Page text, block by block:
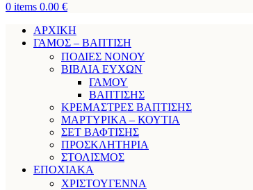
0 items 0.00 €
ΑΡΧΙΚΗ
ΓΑΜΟΣ – ΒΑΠΤΙΣΗ
ΠΟΔΙΕΣ ΝΟΝΟΥ
ΒΙΒΛΙΑ ΕΥΧΩΝ
ΓΑΜΟΥ
ΒΑΠΤΙΣΗΣ
ΚΡΕΜΑΣΤΡΕΣ ΒΑΠΤΙΣΗΣ
ΜΑΡΤΥΡΙΚΑ – ΚΟΥΤΙΑ
ΣΕΤ ΒΑΦΤΙΣΗΣ
ΠΡΟΣΚΛΗΤΗΡΙΑ
ΣΤΟΛΙΣΜΟΣ
ΕΠΟΧΙΑΚΑ
ΧΡΙΣΤΟΥΓΕΝΝΑ